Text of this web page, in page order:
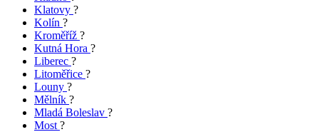
Klatovy ?
Kolín ?
Kroměříž ?
Kutná Hora ?
Liberec ?
Litoměřice ?
Louny ?
Mělník ?
Mladá Boleslav ?
Most?